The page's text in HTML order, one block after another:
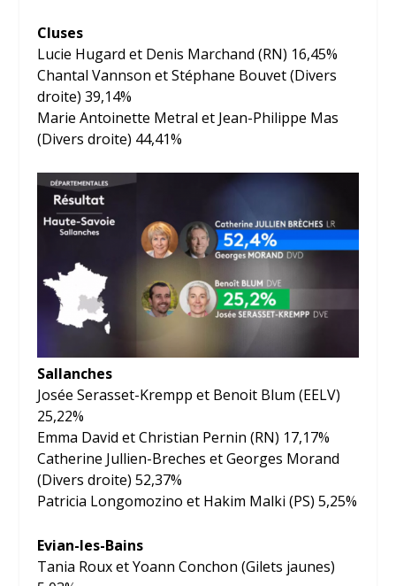
Cluses
Lucie Hugard et Denis Marchand (RN) 16,45%
Chantal Vannson et Stéphane Bouvet (Divers
droite) 39,14%
Marie Antoinette Metral et Jean-Philippe Mas
(Divers droite) 44,41%
Sallanches
Josée Serasset-Krempp et Benoit Blum (EELV)
25,22%
Emma David et Christian Pernin (RN) 17,17%
Catherine Jullien-Breches et Georges Morand
(Divers droite) 52,37%
Patricia Longomozino et Hakim Malki (PS) 5,25%
Evian-les-Bains
Tania Roux et Yoann Conchon (Gilets jaunes)